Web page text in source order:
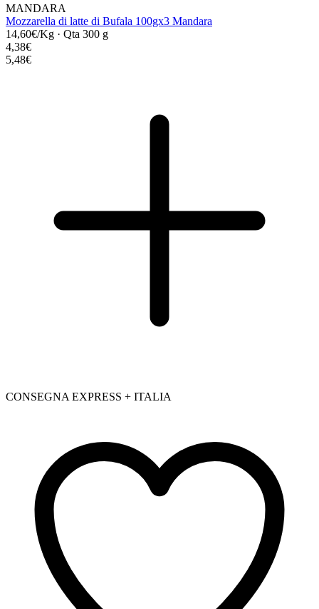
MANDARA
Mozzarella di latte di Bufala 100gx3 Mandara
14,60€/Kg · Qta 300 g
4,38€
5,48€
CONSEGNA EXPRESS + ITALIA